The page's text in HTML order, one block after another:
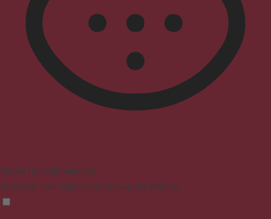
Modus für Sehbehinderte
Verbessert die visuelle Darstellung der Website